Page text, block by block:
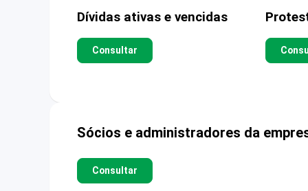
Dívidas ativas e vencidas
Consultar
Sócios e administradores da
Consultar